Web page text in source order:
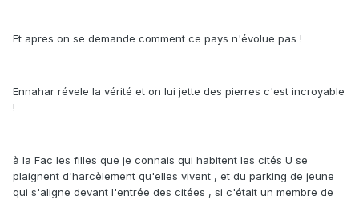
Et apres on se demande comment ce pays n'évolue pas !
Ennahar révele la vérité et on lui jette des pierres c'est incroyable
!
à la Fac les filles que je connais qui habitent les cités U se
plaignent d'harcèlement qu'elles vivent , et du parking de jeune
qui s'aligne devant l'entrée des citées , si c'était un membre de